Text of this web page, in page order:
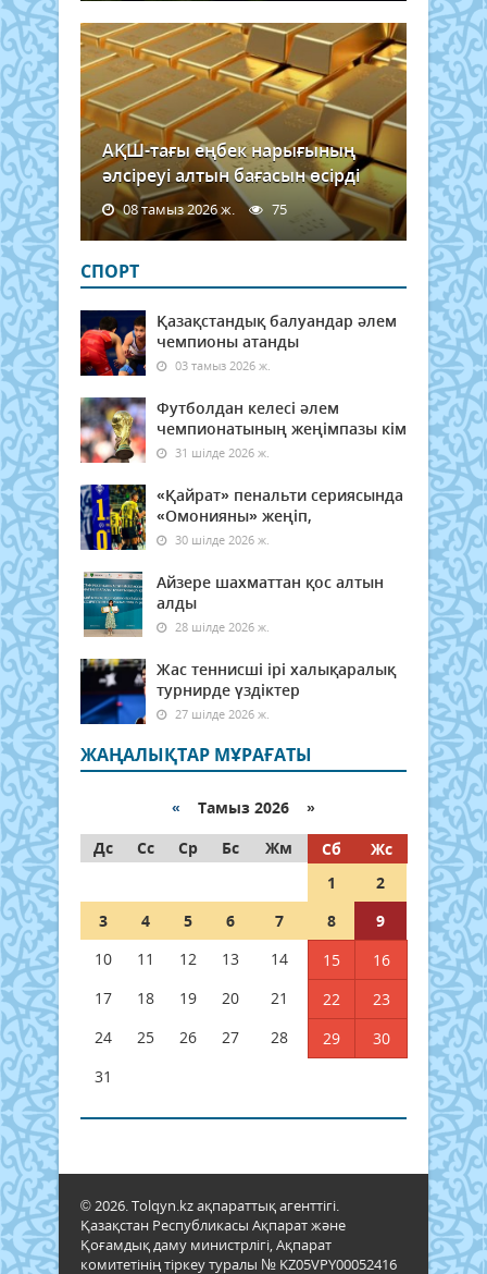
АҚШ-тағы еңбек нарығының
әлсіреуі алтын бағасын өсірді
08 тамыз 2026 ж. 75
СПОРТ
Қазақстандық балуандар әлем
чемпионы атанды
03 тамыз 2026 ж.
Футболдан келесі әлем
чемпионатының жеңімпазы кім
31 шілде 2026 ж.
«Қайрат» пенальти сериясында
«Омонияны» жеңіп,
30 шілде 2026 ж.
Айзере шахматтан қос алтын
алды
28 шілде 2026 ж.
Жас теннисші ірі халықаралық
турнирде үздіктер
27 шілде 2026 ж.
ЖАҢАЛЫҚТАР МҰРАҒАТЫ
« Тамыз 2026 »
Дс
Сс Ср Бс Жм Сб
Жс
1
2
3
4 5 6 7 8
9
10
11 12 13 14 15
16
17
18 19 20 21 22
23
24
25 26 27 28 29
30
31
© 2026. Tolqyn.kz ақпараттық агенттігі.
Қазақстан Республикасы Ақпарат және
Қоғамдық даму министрлігі, Ақпарат
комитетінің тіркеу туралы № KZ05VPY00052416